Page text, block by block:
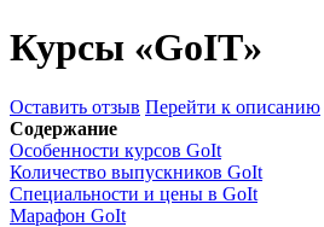
Курсы «GoIT»
Оставить отзыв Перейти к описанию
Содержание
Особенности курсов GoIt
Количество выпускников GoIt
Специальности и цены в GoIt
Марафон GoIt